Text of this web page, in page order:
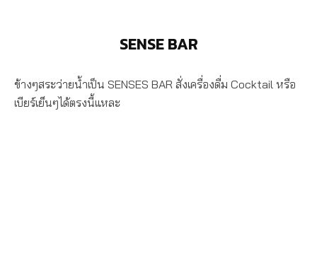
SENSE BAR
ข้างๆสระว่ายน้ำเป็น SENSES BAR สั่งเครื่องดื่ม Cocktail หรือ
เบียร์เย็นๆได้ตรงนี้แหละ